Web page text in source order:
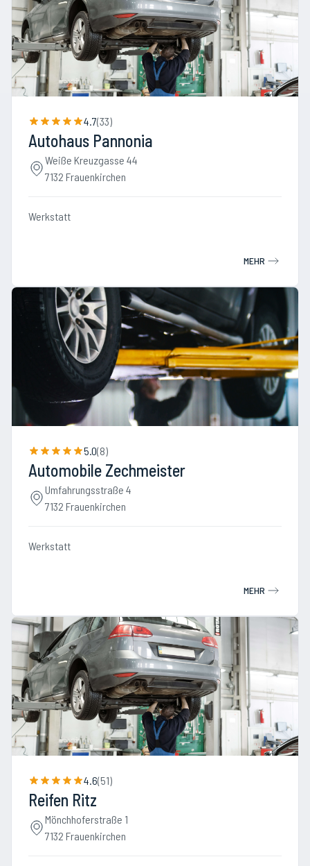
4.7(33)
Autohaus Pannonia
Weiße Kreuzgasse 44
7132 Frauenkirchen
Werkstatt
MEHR
5.0(8)
Automobile Zechmeister
Umfahrungsstraße 4
7132 Frauenkirchen
Werkstatt
MEHR
4.6(51)
Reifen Ritz
Mönchhoferstraße 1
7132 Frauenkirchen